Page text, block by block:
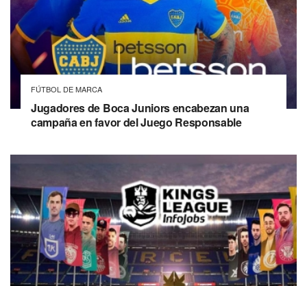
FÚTBOL DE MARCA
Jugadores de Boca Juniors encabezan una
campaña en favor del Juego Responsable